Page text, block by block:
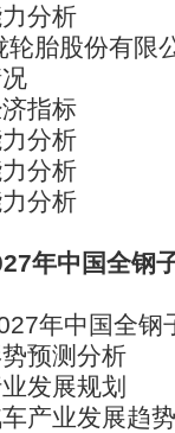
分析
胎股份有限
指标
分析
分析
分析
年中国全钢
年中国全钢
预测分析
发展规划
产业发展趋